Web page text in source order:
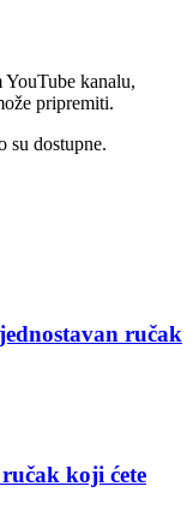
kanalu,
pripremiti.
su dostupne.
ručak
koji ćete